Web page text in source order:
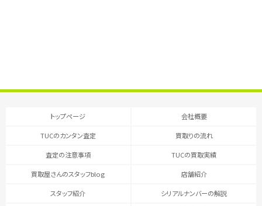
トップページ 会社概要
TUCのカンタン査定 買取りの流れ
査定の注意事項 TUCの買取実績
買取屋さんのスタッフblog 店舗紹介
スタッフ紹介 シリアルナンバーの解説